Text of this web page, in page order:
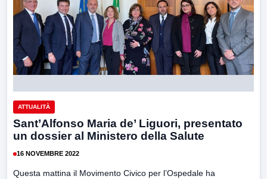
ATTUALITÀ
Sant’Alfonso Maria de’ Liguori, presentato
un dossier al Ministero della Salute
16 NOVEMBRE 2022
Questa mattina il Movimento Civico per l’Ospedale ha